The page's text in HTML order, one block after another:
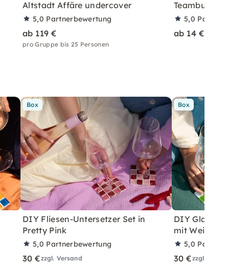
Altstadt Affäre undercover
5,0 Partnerbewertung
ab 119 €
pro Gruppe bis 25 Personen
5,0
ab 14 €
Box
DIY Fliesen-Untersetzer Set in
Pretty Pink
5,0 Partnerbewertung
30 €zzgl. Versand
Box
DIY
mit Wein –
5,0
30 €zzgl.